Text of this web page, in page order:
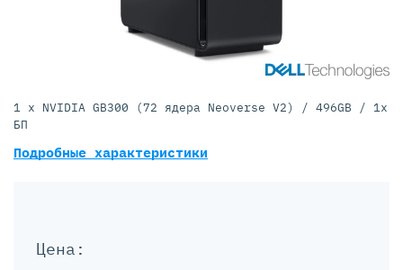
Цена:
1 x NVIDIA GB300 (72 ядера Neoverse V2) / 496GB / 1x
БП
Подробные характеристики